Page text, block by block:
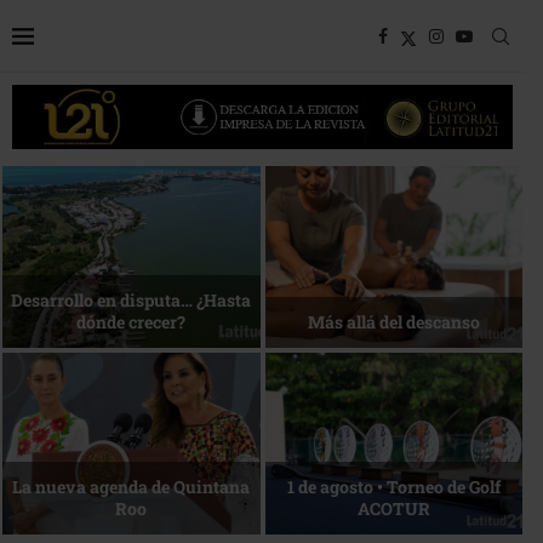
Bottega, un viaje servido a la
mesa
Energía que Impulsa la
competitividad
Reconocimiento de viajeros La esencia del servicio